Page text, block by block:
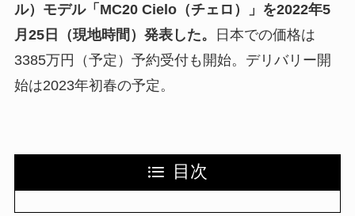
ル）モデル「MC20 Cielo（チェロ）」を2022年5
月25日（現地時間）発表した。
日本での価格は
3385万円（予定）予約受付も開始。デリバリー開
始は2023年初春の予定。
目次